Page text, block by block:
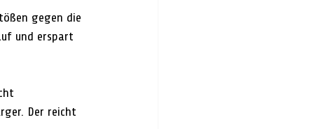
gegen die
und erspart
Der reicht